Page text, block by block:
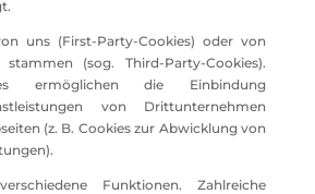
uns (First-Party-Cookies) oder von
(sog. Third-Party-Cookies).
ermöglichen die Einbindung
von Drittunternehmen
(z. B. Cookies zur Abwicklung von
Funktionen. Zahlreiche